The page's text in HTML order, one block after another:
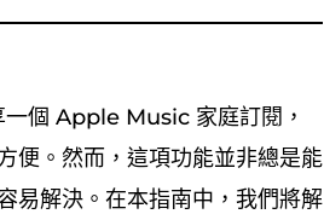
個 Apple Music 家庭訂閱，
便。然而，這項功能並非總是能
易解決。在本指南中，我們將解